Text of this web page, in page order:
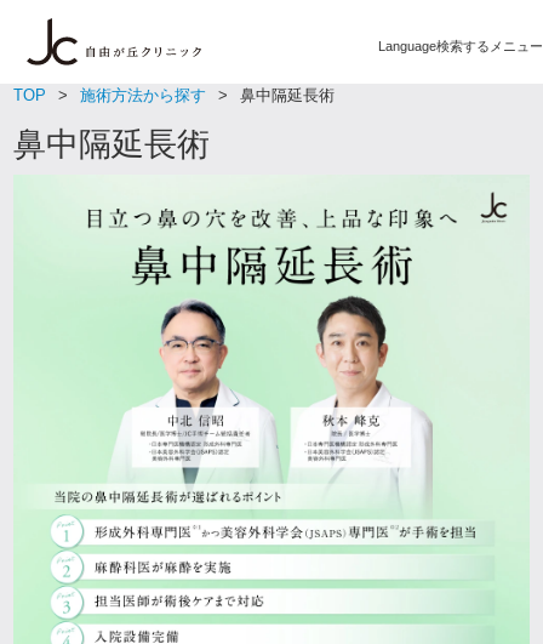
Language検索するメニュー
TOP 施術方法から探す 鼻中隔延長術
鼻中隔延長術